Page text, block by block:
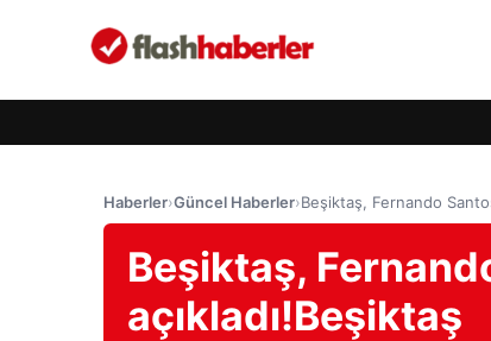
Haberler›Güncel Haberler›Beşiktaş, Fernando Santos
Beşiktaş,
açıkladı!Beşiktaş